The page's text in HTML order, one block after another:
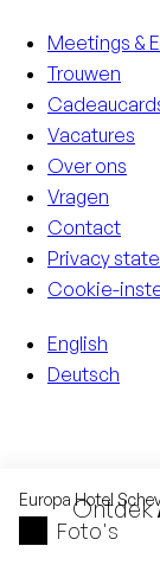
Europa Hotel
Foto's
Meetings &
Trouwen
Vacatures
Over ons
Vragen
Contact
Privacy
Cookie-
English
Deutsch
Ontdek